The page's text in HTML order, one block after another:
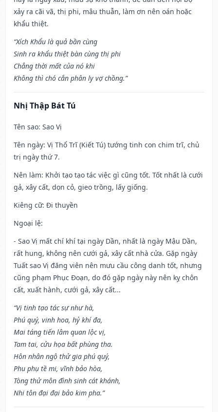
xảy ra cãi vã, thị phi, mâu thuẫn, làm ơn nên oán hoặc
khẩu thiệt.
“Xích Khẩu là quả bần cùng
Sinh ra khẩu thiệt bàn cùng thị phi
Chẳng thời mất của nó khi
Không thì chó cắn phân ly vợ chồng.”
Nhị Thập Bát Tú
Tên sao: Sao Vị
Tên ngày: Vị Thổ Trĩ (Kiết Tú) tướng tinh con chim trĩ, chủ
trị ngày thứ 7.
Nên làm: Khởi tạo tạo tác việc gì cũng tốt. Tốt nhất là cưới
gả, xây cất, dọn cỏ, gieo trồng, lấy giống.
Kiêng cữ: Đi thuyền
Ngoại lệ:
- Sao Vị mất chí khí tại ngày Dần, nhất là ngày Mậu Dần,
rất hung, không nên cưới gả, xây cất nhà cửa. Gặp ngày
Tuất sao Vị đăng viên nên mưu cầu công danh tốt, nhưng
cũng phạm Phục Đoạn, do đó gặp ngày này nên kỵ chôn
cất, xuất hành, cưới gả, xây cất...
“Vị tinh tạo tác sự như hà,
Phú quý, vinh hoa, hỷ khí đa,
Mai táng tiến lâm quan lộc vị,
Tam tai, cửu họa bất phùng tha.
Hôn nhân ngộ thử gia phú quý,
Phu phụ tề mi, vĩnh bảo hòa,
Tòng thử môn đình sinh cát khánh,
Nhi tôn đại đại bảo kim pha.”